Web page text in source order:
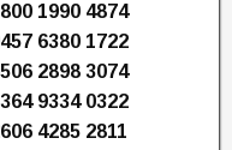
1990 4874
6380 1722
2898 3074
9334 0322
4285 2811